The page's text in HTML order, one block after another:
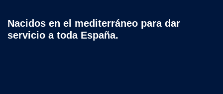
Nacidos en el mediterráneo para dar
servicio a toda España.